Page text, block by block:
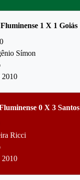
Fluminense 1 X 1 Goiás
Símon
2010
0 X 3 Santos
Ricci
2010